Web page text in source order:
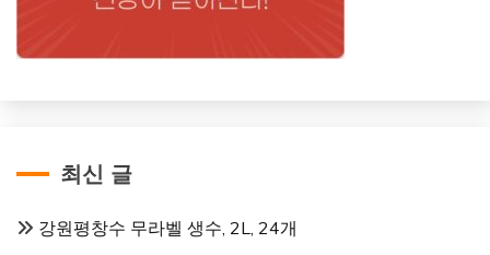
최신 글
강원평창수 무라벨 생수, 2L, 24개